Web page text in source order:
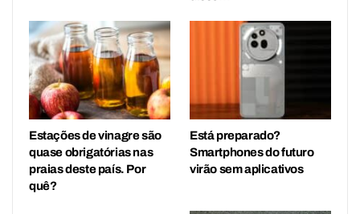
Estações de vinagre são
quase obrigatórias nas
praias deste país. Por
quê?
Está preparado?
Smartphones do futuro
virão sem aplicativos